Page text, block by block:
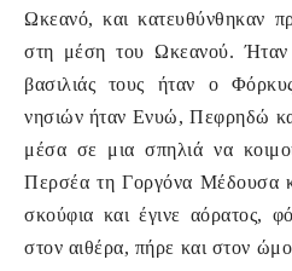
Ωκεανό, και κατευθύνθηκαν
στη μέση του Ωκεανού. Ήταν
βασιλιάς τους ήταν ο
νησιών ήταν Ενυώ, Πεφρηδώ
μέσα σε μια σπηλιά να
Περσέα τη Γοργόνα Μέδουσα
σκούφια και έγινε αόρατος,
στον αιθέρα, πήρε και στον